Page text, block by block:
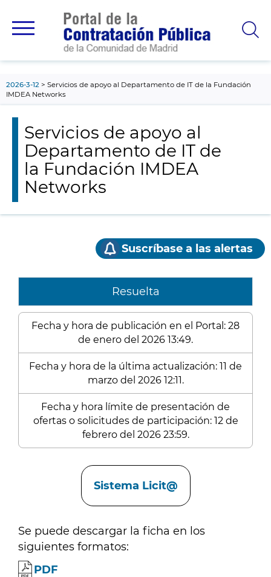
principal
2026-3-12
Servicios de apoyo al Departamento de IT de la Fundación
IMDEA Networks
Servicios de apoyo al
Departamento de IT de
la Fundación IMDEA
Networks
Suscríbase a las alertas
Resuelta
Fecha y hora de publicación en el Portal: 28
de enero del 2026 13:49.
Fecha y hora de la última actualización: 11 de
marzo del 2026 12:11.
Fecha y hora límite de presentación de
ofertas o solicitudes de participación: 12 de
febrero del 2026 23:59.
Sistema Licit@
Se puede descargar la ficha en los
siguientes formatos:
PDF